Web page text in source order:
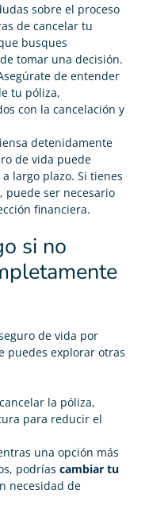
sobre el proceso
de cancelar tu
busques
tomar una decisión.
de entender
tu póliza,
con la cancelación y
detenidamente
de vida puede
a largo plazo. Si tienes
puede ser necesario
financiera.
si no
de vida por
puedes explorar otras
la póliza,
para reducir el
una opción más
podrías cambiar tu
necesidad de